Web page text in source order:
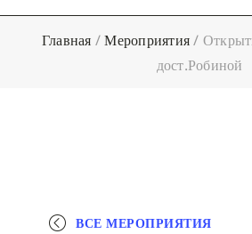
Главная /Мероприятия/
дост.Робиной
ВСЕ МЕРОПРИЯТИЯ